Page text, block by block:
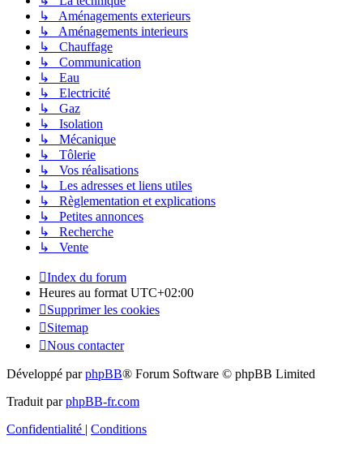
↳ Aménagements exterieurs
↳ Aménagements interieurs
↳ Chauffage
↳ Communication
↳ Eau
↳ Electricité
↳ Gaz
↳ Isolation
↳ Mécanique
↳ Tôlerie
↳ Vos réalisations
↳ Les adresses et liens utiles
↳ Règlementation et explications
↳ Petites annonces
↳ Recherche
↳ Vente
Index du forum
Heures au format UTC+02:00
Supprimer les cookies
Sitemap
Nous contacter
Développé parphpBB® Forum Software © phpBB Limited
Traduit parphpBB-fr.com
Confidentialité | Conditions